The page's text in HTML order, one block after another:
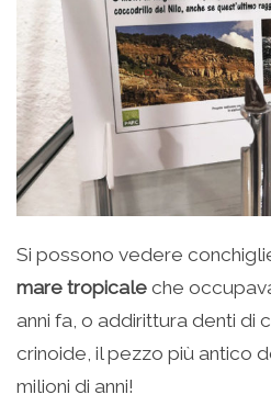
Si possono vedere
mare tropicale che
anni fa, o addirittura denti di
crinoide, il pezzo più antico
milioni di anni!